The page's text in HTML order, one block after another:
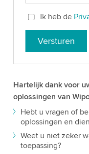
Ik heb de
Versturen
Hartelijk dank voor
oplossingen van
Hebt u vragen of
oplossingen en
Weet u niet zeker
toepassing?